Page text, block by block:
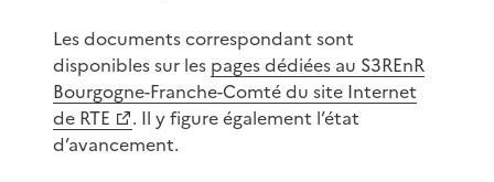
Les documents correspondant sont
disponibles sur les pages dédiées au S3REnR
Bourgogne-Franche-Comté du site Internet
de RTE
. Il y figure également l’état
d’avancement.